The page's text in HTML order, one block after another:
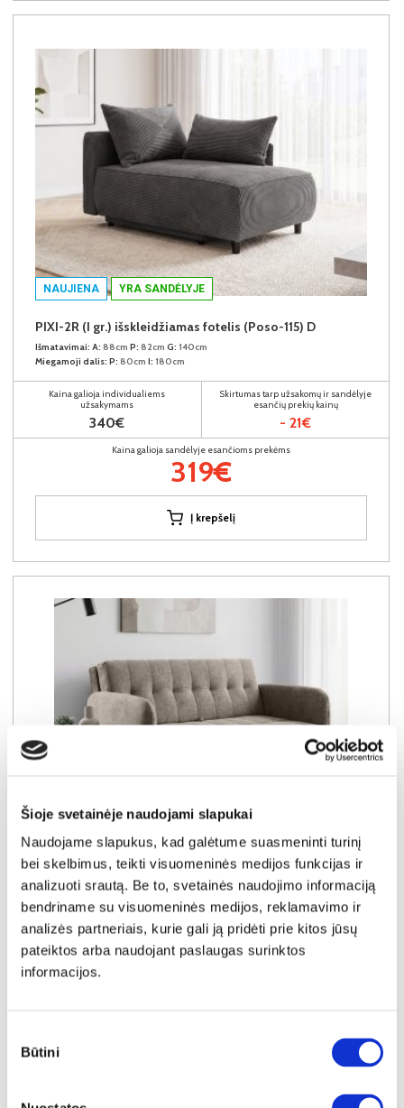
Šioje svetainėje naudojami slapukai
Naudojame slapukus, kad galėtume suasmeninti turinį
bei skelbimus, teikti visuomeninės medijos funkcijas ir
analizuoti srautą. Be to, svetainės naudojimo informaciją
bendriname su visuomeninės medijos, reklamavimo ir
analizės partneriais, kurie gali ją pridėti prie kitos jūsų
pateiktos arba naudojant paslaugas surinktos
informacijos.
pasirinkimas
Būtini
NAUJIENA YRA SANDĖLYJE
PIXI-2R (I gr.) išskleidžiamas fotelis (Poso-115) D
Išmatavimai: A: 88cm P: 82cm G: 140cm
Miegamoji dalis: P: 80cm I: 180cm
Kaina galioja individualiems
užsakymams
340€
Skirtumas tarp užsakomų ir sandėlyje
esančių prekių kainų
- 21€
Kaina galioja sandėlyje esančioms prekėms
319€
Į krepšelį
NAUJIENA YRA SANDĖLYJE
VIVA GRAND-III (II gr.) išskleidžiamas fotelis (Casa-06)
Išmatavimai:A:85cmP: 145cmG:98cm
Miegamoji dalis:
132cm I: 196cm
Kaina galioja individualiems
užsakymams
Skirtumas tarp užsakomų ir sandėlyje